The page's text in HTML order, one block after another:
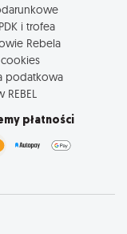
i trofea
Rebela
podatkowa
REBEL
płatności